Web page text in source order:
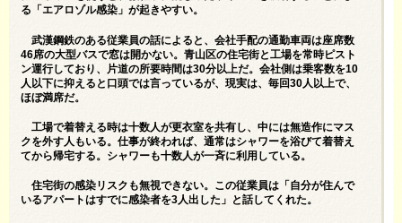
る「エアロゾル感染」が起きやすい。
武漢鋼鉄のある従業員の話によると、会社手配の通勤車両は座席数
46席の大型バスで窓は開かない。青山区の住宅街と工場を常時ピスト
ン運行しており、片道の所要時間は30分以上だ。会社側は乗客数を10
人以下に抑えると口頭では言っているが、現実は、毎回30人以上で、
ほぼ満席だ。
工場で着替える時は十数人が更衣室を共有し、中には無造作にマス
クを外す人もいる。仕事が終われば、通常はシャワーを浴びて着替え
てから帰宅する。シャワーも十数人が一斉に利用している。
住宅街の感染リスクも無視できない。この従業員は「自分が住んで
いるアパートはすでに感染者を3人出した」と話してくれた。